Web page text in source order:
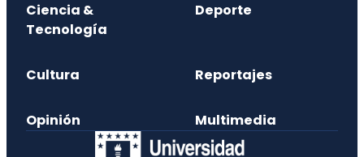
Ciencia &
Tecnología
Deporte
Cultura Reportajes
Opinión Multimedia